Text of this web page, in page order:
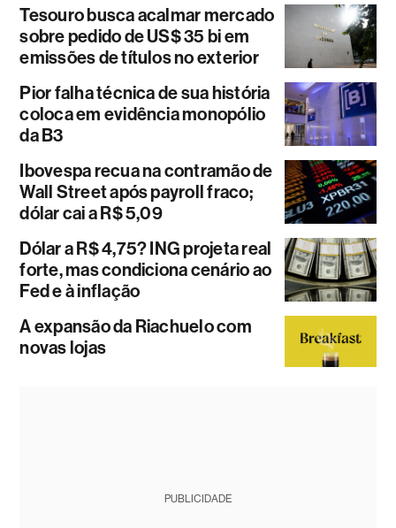
Tesouro busca acalmar mercado
sobre pedido de US$ 35 bi em
emissões de títulos no exterior
Pior falha técnica de sua história
coloca em evidência monopólio
da B3
Ibovespa recua na contramão de
Wall Street após payroll fraco;
dólar cai a R$ 5,09
Dólar a R$ 4,75? ING projeta real
forte, mas condiciona cenário ao
Fed e à inflação
A expansão da Riachuelo com
novas lojas
PUBLICIDADE